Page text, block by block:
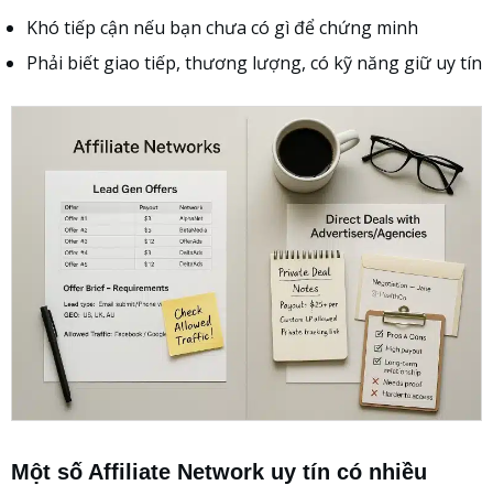
Khó tiếp cận nếu bạn chưa có gì để chứng minh
Phải biết giao tiếp, thương lượng, có kỹ năng giữ uy tín
Một số Affiliate Network uy tín có nhiều